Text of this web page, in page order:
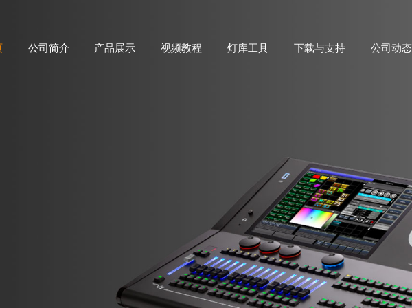
公司简介 产品展示 视频教程 灯库工具 下载与支持 公司动态